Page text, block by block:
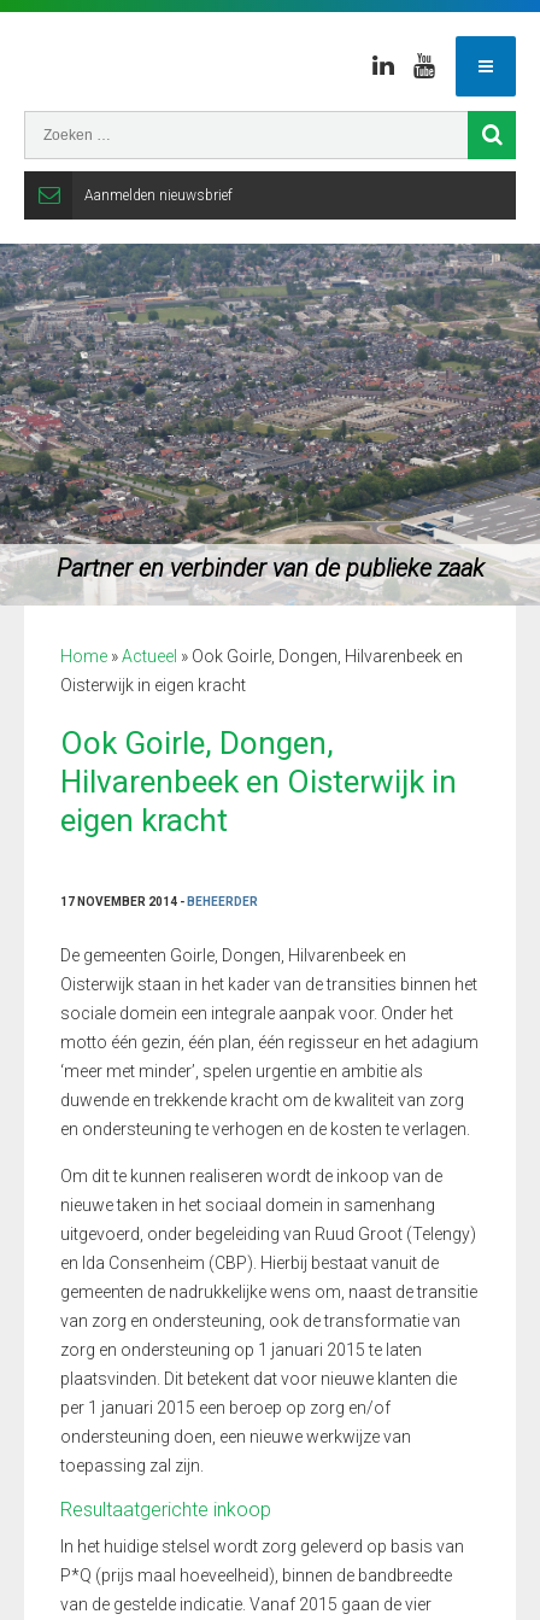
LinkedinYoutube
Aanmelden nieuwsbrief
Partner en verbinder van de publieke zaak
Home »Actueel » Ook Goirle, Dongen, Hilvarenbeek en
Oisterwijk in eigen kracht
Ook Goirle, Dongen,
Hilvarenbeek en Oisterwijk in
eigen kracht
17 NOVEMBER 2014 - BEHEERDER
De gemeenten Goirle, Dongen, Hilvarenbeek en
Oisterwijk staan in het kader van de transities binnen het
sociale domein een integrale aanpak voor. Onder het
motto één gezin, één plan, één regisseur en het adagium
‘meer met minder’, spelen urgentie en ambitie als
duwende en trekkende kracht om de kwaliteit van zorg
en ondersteuning te verhogen en de kosten te verlagen.
Om dit te kunnen realiseren wordt de inkoop van de
nieuwe taken in het sociaal domein in samenhang
uitgevoerd, onder begeleiding van Ruud Groot (Telengy)
en Ida Consenheim (CBP). Hierbij bestaat vanuit de
gemeenten de nadrukkelijke wens om, naast de transitie
van zorg en ondersteuning, ook de transformatie van
zorg en ondersteuning op 1 januari 2015 te laten
plaatsvinden. Dit betekent dat voor nieuwe klanten die
per 1 januari 2015 een beroep op zorg en/of
ondersteuning doen, een nieuwe werkwijze van
toepassing zal zijn.
Resultaatgerichte inkoop
In het huidige stelsel wordt zorg geleverd op basis van
P*Q (prijs maal hoeveelheid), binnen de bandbreedte
van de gestelde indicatie. Vanaf 2015 gaan de vier